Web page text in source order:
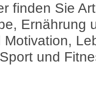
finden Sie
Ernährung
und